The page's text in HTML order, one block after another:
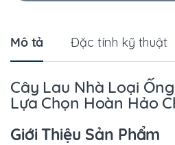
Mô tả Đặc tính kỹ thuật
Cây Lau Nhà Loại
Lựa Chọn Hoàn Hảo
Giới Thiệu Sản Phẩm